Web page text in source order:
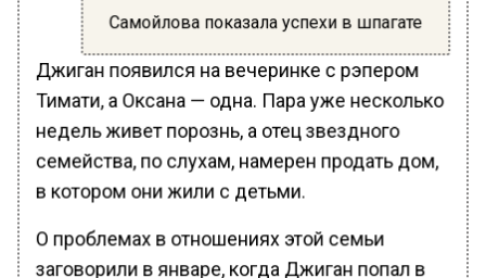
Самойлова показала успехи в шпагате
Джиган появился на вечеринке с рэпером
Тимати, а Оксана — одна. Пара уже несколько
недель живет порознь, а отец звездного
семейства, по слухам, намерен продать дом,
в котором они жили с детьми.
О проблемах в отношениях этой семьи
заговорили в январе, когда Джиган попал в